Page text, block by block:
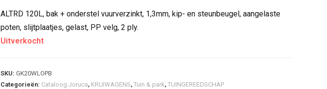
ALTRD 120L, bak + onderstel vuurverzinkt, 1,3mm, kip- en steunbeugel, aangelaste
poten, slijtplaatjes, gelast, PP velg, 2 ply.
Uitverkocht
SKU: GK20WLOPB
Categorieën: Cataloog Joruca, KRUIWAGENS, Tuin & park, TUINGEREEDSCHAP